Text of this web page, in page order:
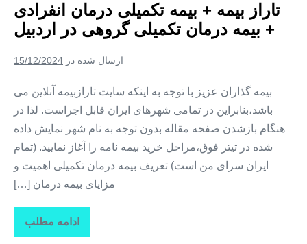
+
بیمه
درمان
تکمیلی
در
تاراز بیمه + بیمه تکمیلی درمان انفرادی
+ بیمه درمان تکمیلی گروهی در اردبیل
ارسال شده در 15/12/2024
بیمه گذاران عزیز با توجه به اینکه سایت تارازبیمه آنلاین می
باشد،بنابراین در تمامی شهرهای ایران قابل اجراست. لذا در
هنگام بازشدن صفحه مقاله بدون توجه به نام شهر نمایش داده
شده در تیتر فوق،مراحل خرید بیمه نامه را آغاز نمایید. (تمام
ایران سرای من است) تعریف بیمه درمان تکمیلی اهمیت و
مزایای بیمه درمان […]
ادامه مطلب
تاراز
بیمه